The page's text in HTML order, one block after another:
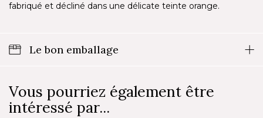
fabriqué et décliné dans une délicate teinte orange.
Le bon emballage
Vous pourriez également être
intéressé par...